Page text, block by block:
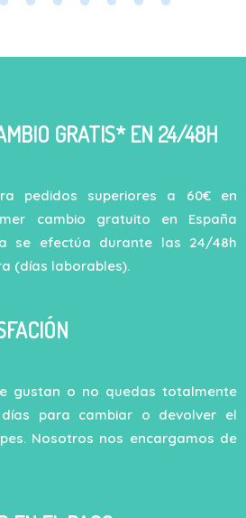
GRATIS* EN 24/48H
pedidos superiores a 60€ en
cambio gratuito en España
se efectúa durante las 24/48h
(días laborables).
gustan o no quedas totalmente
para cambiar o devolver el
Nosotros nos encargamos de